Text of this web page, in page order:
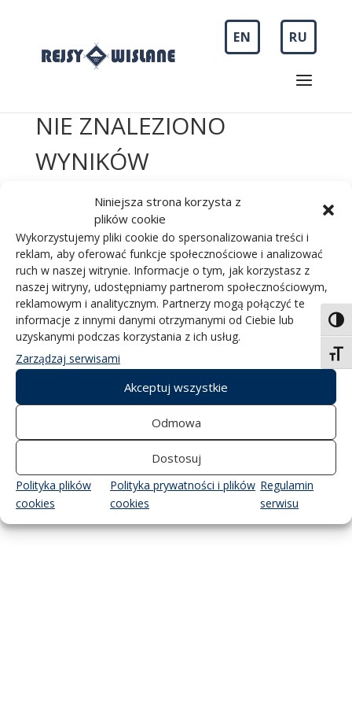
Niniejsza strona korzysta z
plików cookie
Wykorzystujemy pliki cookie do spersonalizowania treści i
reklam, aby oferować funkcje społecznościowe i analizować
ruch w naszej witrynie. Informacje o tym, jak korzystasz z
naszej witryny, udostępniamy partnerom społecznościowym,
reklamowym i analitycznym. Partnerzy mogą połączyć te
informacje z innymi danymi otrzymanymi od Ciebie lub
uzyskanymi podczas korzystania z ich usług.
Zarządzaj serwisami
Akceptuj wszystkie
Odmowa
Dostosuj
Polityka plików
cookies
Polityka prywatności i plików
cookies
Regulamin
serwisu
EN RU
NIE ZNALEZIONO
WYNIKÓW
Nie można odnaleźć żądanej strony. Spróbuj
doprecyzować wyszukiwanie lub użyj nawigacji
powyżej, aby znaleźć wpis.
© Copyright 2014-2025 Rejsy Wiślane
Regulamin|Polityka prywatności